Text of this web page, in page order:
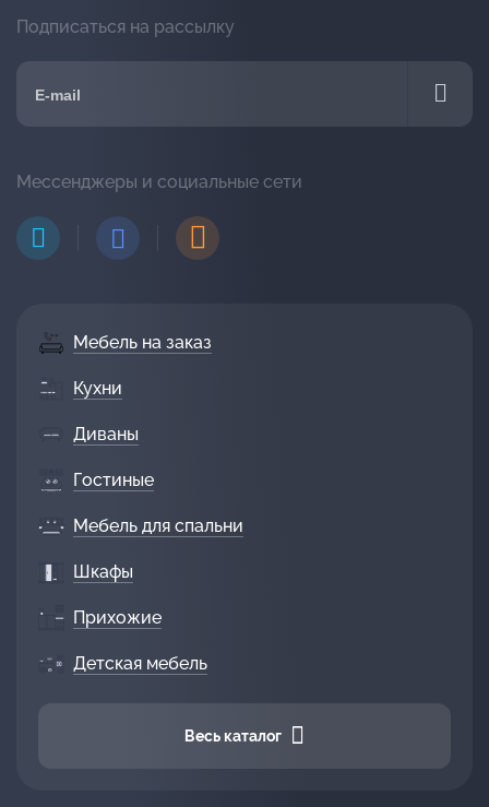
Мебель на заказ
Кухни
Диваны
Гостиные
Мебель для спальни
Шкафы
Прихожие
Детская мебель
Весь каталог
Подписаться на рассылку
Мессенджеры и социальные сети